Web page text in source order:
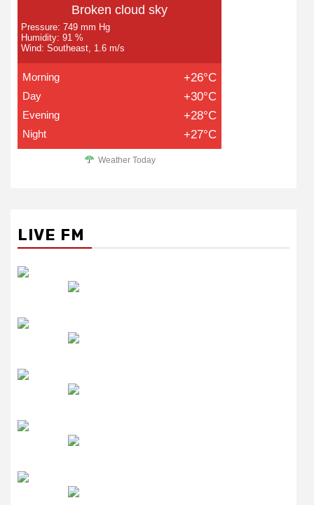
Broken cloud sky
Pressure: 749 mm Hg
Humidity: 91 %
Wind: Southeast, 1.6 m/s
Morning +26°C
Day +30°C
Evening +28°C
Night +27°C
Weather Today
LIVE FM